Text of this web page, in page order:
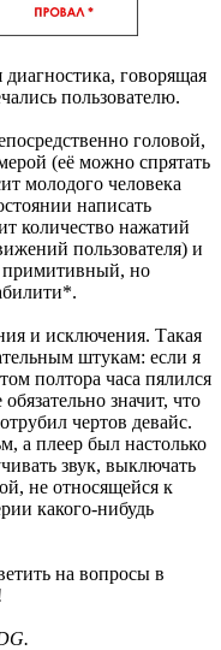
диагностика, говорящая
пользователю.
головой,
(её можно спрятать
молодого человека
написать
количество нажатий
пользователя) и
примитивный, но
и исключения. Такая
штукам: если я
полтора часа пялился
значит, что
чертов девайс.
а плеер был настолько
звук, выключать
не относящейся к
какого-нибудь
на вопросы в